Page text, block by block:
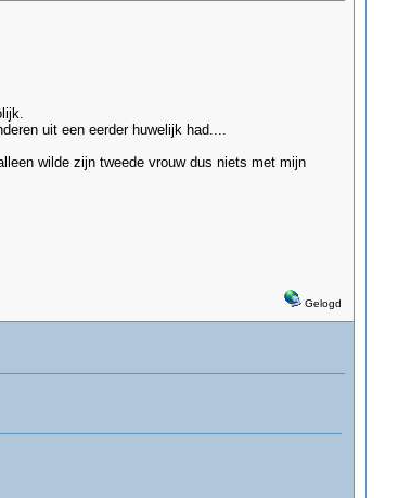
uit een eerder huwelijk had....
wilde zijn tweede vrouw dus niets met mijn
Gelogd